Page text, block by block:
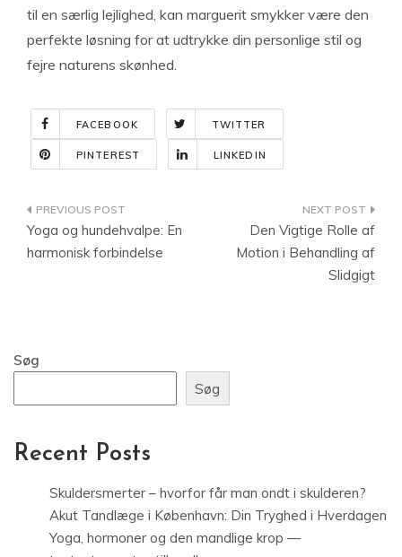
til en særlig lejlighed, kan marguerit smykker være den
perfekte løsning for at udtrykke din personlige stil og
fejre naturens skønhed.
FACEBOOK TWITTER
PINTEREST LINKEDIN
Indlægsnavigation
Yoga og hundehvalpe: En
harmonisk forbindelse
Den Vigtige Rolle af
Motion i Behandling af
Slidgigt
Søg
Søg
Recent Posts
Skuldersmerter – hvorfor får man ondt i skulderen?
Akut Tandlæge i København: Din Tryghed i Hverdagen
Yoga, hormoner og den mandlige krop —